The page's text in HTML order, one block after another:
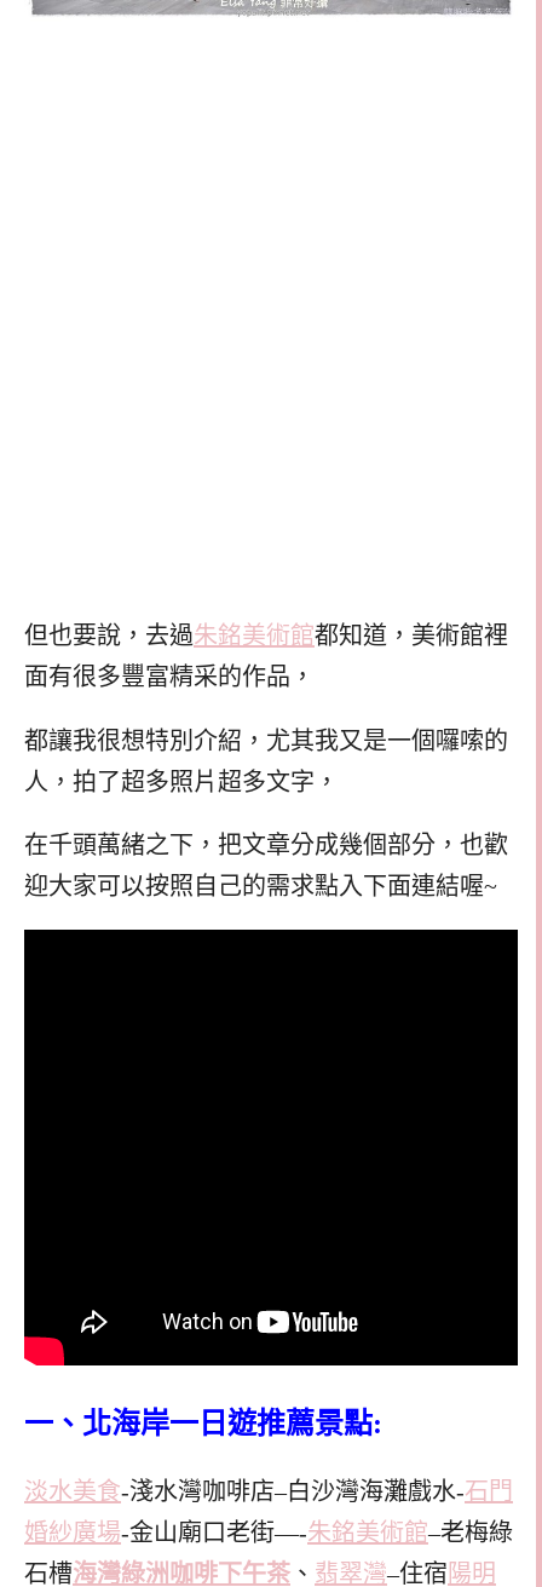
但也要說，去過朱銘美術館都知道，美術館裡
面有很多豐富精采的作品，
都讓我很想特別介紹，尤其我又是一個囉嗦的
人，拍了超多照片超多文字，
在千頭萬緒之下，把文章分成幾個部分，也歡
迎大家可以按照自己的需求點入下面連結喔~
一、北海岸一日遊推薦景點:
淡水美食-淺水灣咖啡店–白沙灣海灘戲水-石門
婚紗廣場-金山廟口老街—-朱銘美術館–老梅綠
石槽海灣綠洲咖啡下午茶 、 翡翠灣–住宿陽明